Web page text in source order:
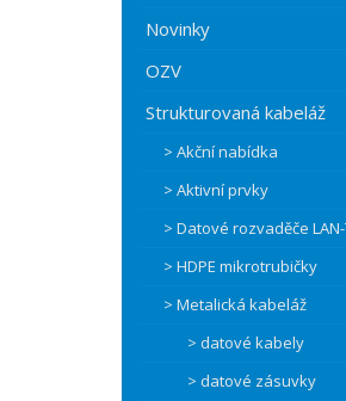
Novinky
OZV
Strukturovaná kabeláž
> Akční nabídka
> Aktivní prvky
> Datové rozvaděče LAN-
> HDPE mikrotrubičky
> Metalická kabeláž
> datové kabely
> datové zásuvky